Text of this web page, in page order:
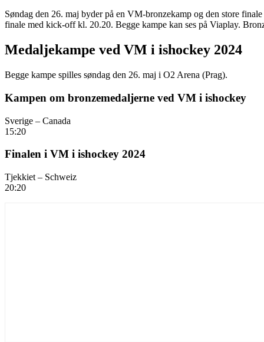
Søndag den 26. maj byder på en VM-bronzekamp og den store
finale med kick-off kl. 20.20. Begge kampe kan ses på Viaplay.
Medaljekampe ved VM i ishockey 2024
Begge kampe spilles søndag den 26. maj i O2 Arena (Prag).
Kampen om bronzemedaljerne ved VM i ishockey
Sverige – Canada
15:20
Finalen i VM i ishockey 2024
Tjekkiet – Schweiz
20:20